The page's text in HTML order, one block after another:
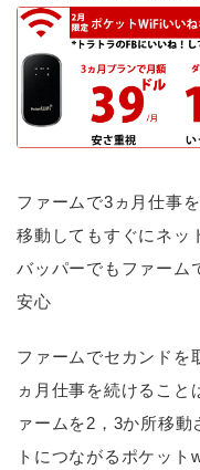
ファームで3ヵ月仕事
移動してもすぐにネッ
バッパーでもファーム
安心
ファームでセカンドを
ヵ月仕事を続けること
ァームを2，3か所移
トにつながるポケット